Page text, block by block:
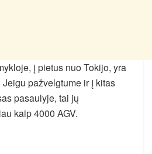
į pietus nuo Tokijo, yra
pažvelgtume ir į kitas
pasaulyje, tai jų
kaip 4000 AGV.